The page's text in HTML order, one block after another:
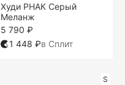
Худи РНАК Серый
Меланж
5 790 ₽
1 448 ₽в Сплит
S